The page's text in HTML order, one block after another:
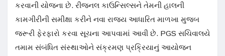
કરવાની યોજના છે. રીજનલ કાઉન્સિલ્સને તેમની હાલની
કામગીરીની સમીક્ષા કરીને નવા રાજ્ય આધારિત માળખા મુજબ
જરૂરી ફેરફારો કરવા સૂચના આપવામાં આવી છે. PGS સચિવાલયે
તમામ સંબંધિત સંસ્થાઓને સંક્રમણ પ્રક્રિયાનું આયોજન